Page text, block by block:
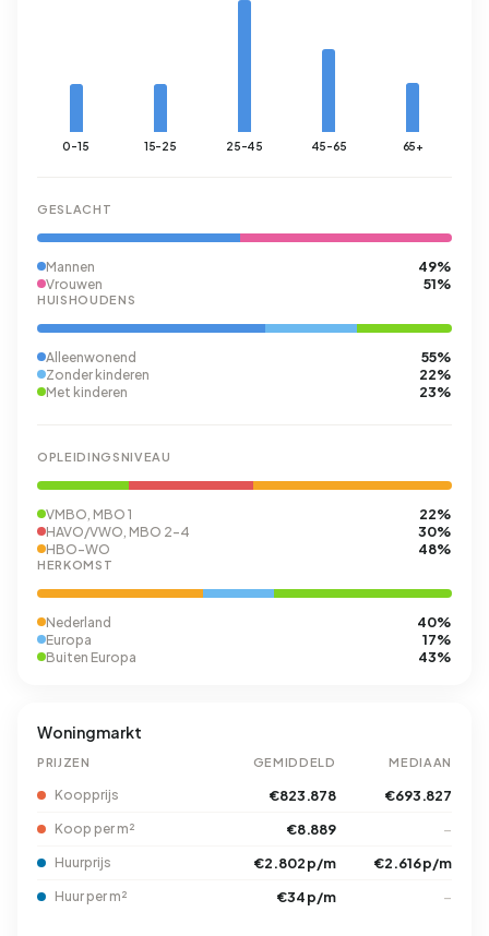
0-15 15-25 25-45 45-65 65+
GESLACHT
Mannen 49%
Vrouwen 51%
HUISHOUDENS
Alleenwonend 55%
Zonder kinderen 22%
Met kinderen 23%
OPLEIDINGSNIVEAU
VMBO, MBO 1 22%
HAVO/VWO, MBO 2-4 30%
HBO-WO 48%
HERKOMST
Nederland 40%
Europa 17%
Buiten Europa 43%
Woningmarkt
PRIJZEN GEMIDDELD MEDIAAN
Koopprijs €823.878 €693.827
Koop per m² €8.889 –
Huurprijs €2.802 p/m €2.616 p/m
Huur per m² €34 p/m –